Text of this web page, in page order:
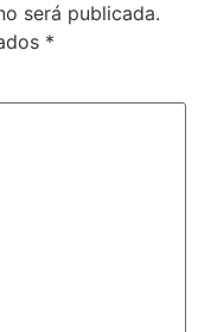
será publicada.
*